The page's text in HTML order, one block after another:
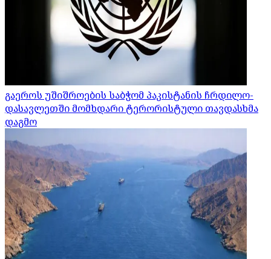
გაეროს უშიშროების საბჭომ პაკისტანის ჩრდილო-
დასავლეთში მომხდარი ტერორისტული თავდასხმა
დაგმო